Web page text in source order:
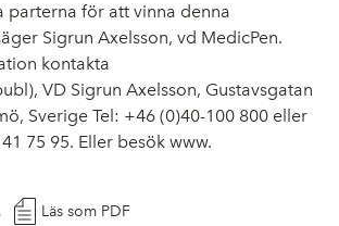
parterna för att vinna denna
Sigrun Axelsson, vd MedicPen.
kontakta
VD Sigrun Axelsson, Gustavsgatan
Sverige Tel: +46 (0)40-100 800 eller
75 95. Eller besök www.
Läs som PDF